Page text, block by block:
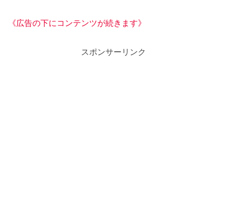
《広告の下にコンテンツが続きます》
スポンサーリンク